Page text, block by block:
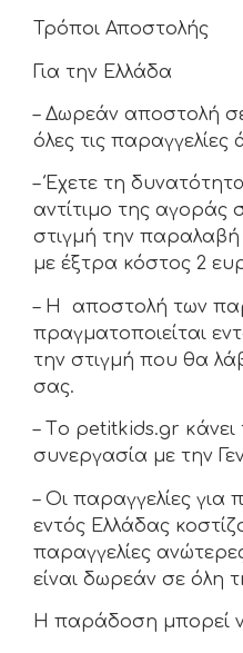
Τρόποι Αποστολής
Για την Ελλάδα
– Δωρεάν αποστολή
όλες τις παραγγελίες
– Έχετε τη
αντίτιμο της αγοράς
στιγμή την
με έξτρα κόστος 2
– H αποστολή των
πραγματοποιείται
την στιγμή που θα
σας.
– Τo petitkids.gr κάνει
συνεργασία με την
– Οι παραγγελίες για
εντός Ελλάδας
παραγγελίες
είναι δωρεάν σε όλη
Η παράδοση μπορεί